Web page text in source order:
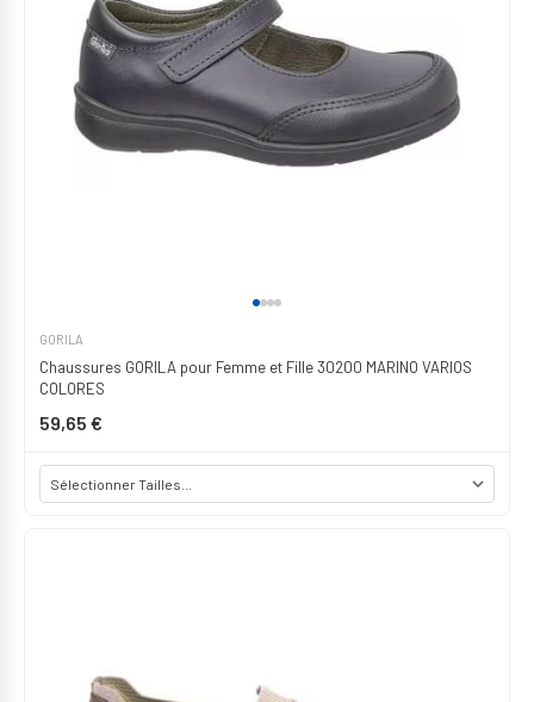
GORILA
Chaussures GORILA pour Femme et Fille 30200 MARINO VARIOS
COLORES
59,65 €